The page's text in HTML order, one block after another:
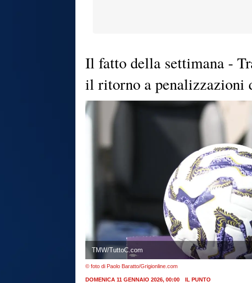
Il fatto della settimana -
il ritorno a penalizzazioni
TMW/TuttoC.com
© foto di Paolo Baratto/Grigionline.com
DOMENICA 11 GENNAIO 2026, 00:00
IL PUNTO